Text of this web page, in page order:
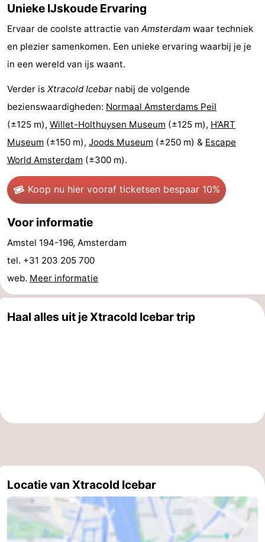
Homohoofdstad
Rosse
Diamantstad
in
het
centrum
Parken
en
tuinen
Stadsdelen
Omgeving
-
Noord-
Holland
-
Zuid-
Praktisch
Eindhoven
Unieke IJskoude Ervaring
Ervaar de coolste attractie van Amsterdam waar techniek
en plezier samenkomen. Een unieke ervaring waarbij je je
in een wereld van ijs waant.
Verder is Xtracold Icebar nabij de volgende
bezienswaardigheden: Normaal Amsterdams Peil
(±125 m), Willet-Holthuysen Museum (±125 m), H’ART
Museum (±150 m), Joods Museum (±250 m) & Escape
World Amsterdam (±300 m).
Koop nu hier vooraf ticketsen bespaar 10%
Voor informatie
Amstel 194-196, Amsterdam
tel. +31 203 205 700
web. Meer informatie
Haal alles uit je Xtracold Icebar trip
Locatie van Xtracold Icebar